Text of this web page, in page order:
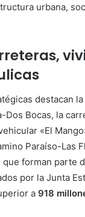
urbana,
destacan
Dos Bocas, la
«El
Paraíso-Las
que forman parte
por la Junta
a 918